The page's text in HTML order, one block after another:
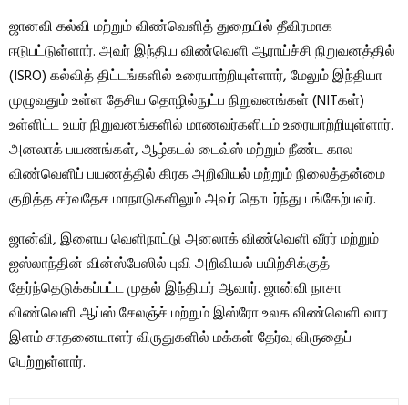
ஜானவி கல்வி மற்றும் விண்வெளித் துறையில் தீவிரமாக
ஈடுபட்டுள்ளார். அவர் இந்திய விண்வெளி ஆராய்ச்சி நிறுவனத்தில்
(ISRO) கல்வித் திட்டங்களில் உரையாற்றியுள்ளார், மேலும் இந்தியா
முழுவதும் உள்ள தேசிய தொழில்நுட்ப நிறுவனங்கள் (NITகள்)
உள்ளிட்ட உயர் நிறுவனங்களில் மாணவர்களிடம் உரையாற்றியுள்ளார்.
அனலாக் பயணங்கள், ஆழ்கடல் டைவ்ஸ் மற்றும் நீண்ட கால
விண்வெளிப் பயணத்தில் கிரக அறிவியல் மற்றும் நிலைத்தன்மை
குறித்த சர்வதேச மாநாடுகளிலும் அவர் தொடர்ந்து பங்கேற்பவர்.
ஜான்வி, இளைய வெளிநாட்டு அனலாக் விண்வெளி வீரர் மற்றும்
ஐஸ்லாந்தின் வின்ஸ்பேஸில் புவி அறிவியல் பயிற்சிக்குத்
தேர்ந்தெடுக்கப்பட்ட முதல் இந்தியர் ஆவார். ஜான்வி நாசா
விண்வெளி ஆப்ஸ் சேலஞ்ச் மற்றும் இஸ்ரோ உலக விண்வெளி வார
இளம் சாதனையாளர் விருதுகளில் மக்கள் தேர்வு விருதைப்
பெற்றுள்ளார்.